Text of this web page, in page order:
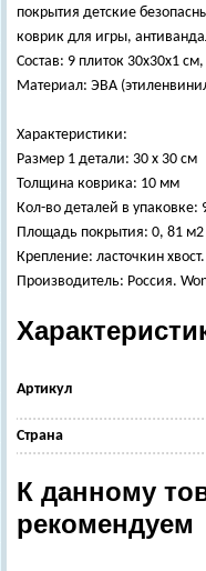
покрытия детские
коврик для игры,
Состав: 9 плиток 30х30х1
Материал: ЭВА
Характеристики:
Размер 1 детали: 30 х 30 см
Толщина коврика: 10 мм
Кол-во деталей в упаковке:
Площадь покрытия: 0, 81 м2
Крепление: ласточкин хвост.
Производитель: Россия.
Артикул
Страна
К данному
рекомендуем